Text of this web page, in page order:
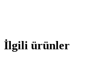
İlgili ürünler